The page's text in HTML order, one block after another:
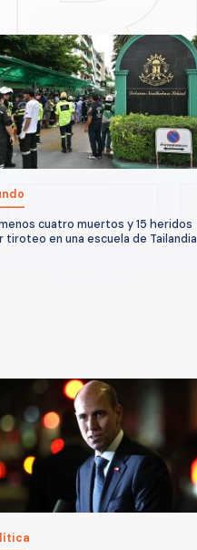
cuatro muertos y 15 heridos
tiroteo en una escuela de Tailandia